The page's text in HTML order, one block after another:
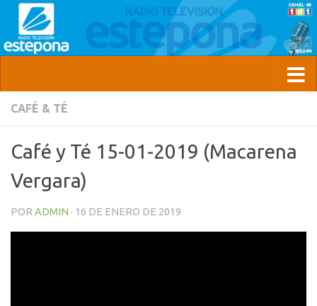
CAFÉ & TÉ
Café y Té 15-01-2019 (Macarena
Vergara)
POR ADMIN · 16 DE ENERO DE 2019